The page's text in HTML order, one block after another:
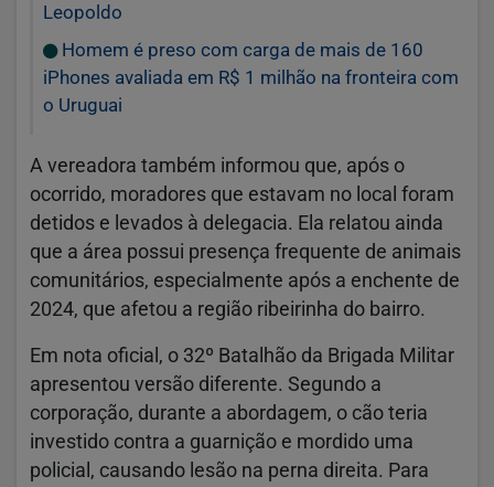
Leopoldo
Homem é preso com carga de mais de 160
iPhones avaliada em R$ 1 milhão na fronteira com
o Uruguai
A vereadora também informou que, após o
ocorrido, moradores que estavam no local foram
detidos e levados à delegacia. Ela relatou ainda
que a área possui presença frequente de animais
comunitários, especialmente após a enchente de
2024, que afetou a região ribeirinha do bairro.
Em nota oficial, o 32º Batalhão da Brigada Militar
apresentou versão diferente. Segundo a
corporação, durante a abordagem, o cão teria
investido contra a guarnição e mordido uma
policial, causando lesão na perna direita. Para